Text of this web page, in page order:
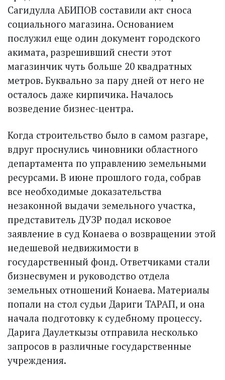
Сагидулла АБИПОВ составили акт сноса
социального магазина. Основанием
послужил еще один документ городского
акимата, разрешивший снести этот
магазинчик чуть больше 20 квад­ратных
метров. Буквально за пару дней от него не
осталось даже кирпичика. Началось
возведение бизнес-центра.
Когда строительство было в самом разгаре,
вдруг проснулись чиновники областного
департамента по управлению земельными
ресурсами. В июне прошлого года, собрав
все необходимые доказательства
незаконной выдачи земельного участка,
представитель ДУЗР подал исковое
заявление в суд Конаева о возвращении этой
недешевой недвижимости в
государственный фонд. Ответчиками стали
бизнесвумен и руководство отдела
земельных отношений Конаева. Материалы
попали на стол судьи Дариги ТАРАП, и она
начала подготовку к судебному процессу.
Дарига Даулеткызы отправила несколько
запросов в различные государственные
учреждения.